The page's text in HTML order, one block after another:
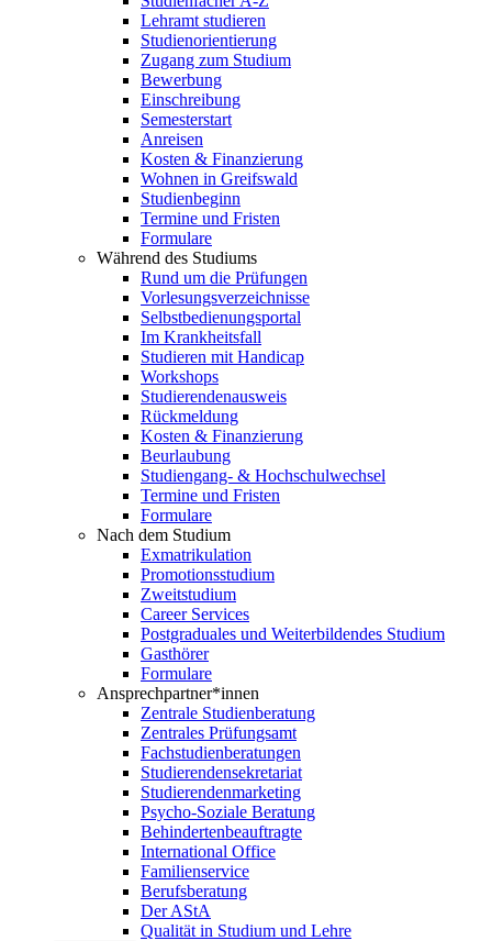
Lehramt studieren
Studienorientierung
Zugang zum Studium
Bewerbung
Einschreibung
Semesterstart
Anreisen
Kosten & Finanzierung
Wohnen in Greifswald
Studienbeginn
Termine und Fristen
Formulare
Während des Studiums
Rund um die Prüfungen
Vorlesungsverzeichnisse
Selbstbedienungsportal
Im Krankheitsfall
Studieren mit Handicap
Workshops
Studierendenausweis
Rückmeldung
Kosten & Finanzierung
Beurlaubung
Studiengang- & Hochschulwechsel
Termine und Fristen
Formulare
Nach dem Studium
Exmatrikulation
Promotionsstudium
Zweitstudium
Career Services
Postgraduales und Weiterbildendes Studium
Gasthörer
Formulare
Ansprechpartner*innen
Zentrale Studienberatung
Zentrales Prüfungsamt
Fachstudienberatungen
Studierendensekretariat
Studierendenmarketing
Psycho-Soziale Beratung
Behindertenbeauftragte
International Office
Familienservice
Berufsberatung
Der AStA
Qualität in Studium und Lehre